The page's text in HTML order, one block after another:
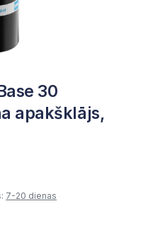
30
apakšklājs,
7-20 dienas